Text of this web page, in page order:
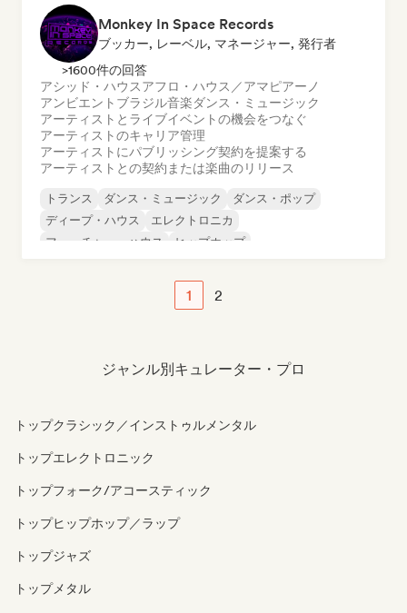
Monkey In Space Records
ブッカー, レーベル, マネージャー, 発行者
>1600件の回答
アシッド・ハウスアフロ・ハウス／アマピアーノ
アンビエント ブラジル音楽ダンス・ミュージック
アーティストとライブイベントの機会をつなぐ
アーティストのキャリア管理
アーティストにパブリッシング契約を提案する
アーティストとの契約または楽曲のリリース
トランス ダンス・ミュージック
ダンス・ポップ
ディープ・ハウス
エレクトロニカ
フューチャー・ハウス
ヒップホップ
1 2
ジャンル別キュレーター・プロ
トップクラシック／インストゥルメンタル
トップエレクトロニック
トップフォーク/アコースティック
トップヒップホップ／ラップ
トップジャズ
トップメタル